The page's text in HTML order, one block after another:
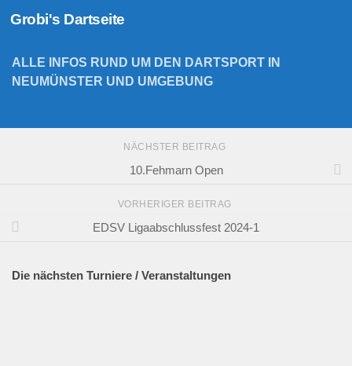
Zum Inhalt springen
Grobi's Dartseite
ALLE INFOS RUND UM DEN DARTSPORT IN
NEUMÜNSTER UND UMGEBUNG
NÄCHSTER BEITRAG
10.Fehmarn Open
VORHERIGER BEITRAG
EDSV Ligaabschlussfest 2024-1
Die nächsten Turniere / Veranstaltungen